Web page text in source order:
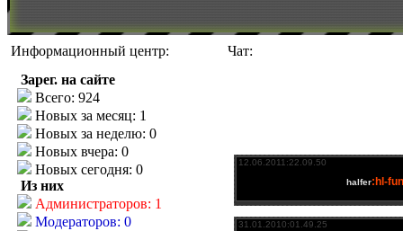
Информационный центр:
Чат:
Зарег. на сайте
Всего: 924
Новых за месяц: 1
Новых за неделю: 0
Новых вчера: 0
Новых сегодня: 0
Из них
Администраторов: 1
Модераторов: 0